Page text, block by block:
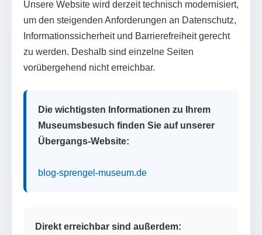
Unsere Website wird derzeit technisch modernisiert,
um den steigenden Anforderungen an Datenschutz,
Informationssicherheit und Barrierefreiheit gerecht
zu werden. Deshalb sind einzelne Seiten
vorübergehend nicht erreichbar.
Die wichtigsten Informationen zu Ihrem
Museumsbesuch finden Sie auf unserer
Übergangs-Website:
blog-sprengel-museum.de
Direkt erreichbar sind außerdem: